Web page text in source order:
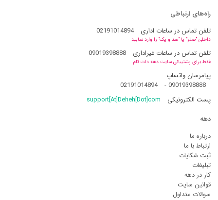
راه‌های ارتباطی
تلفن تماس در ساعات اداری
02191014894
داخلی "صفر" یا "صد و یک" را وارد نمایید
تلفن تماس در ساعات غیراداری 09019398888
فقط برای پشتیبانی سایت دهه دات کام
پیامرسان واتساپ
09019398888
-
02191014894
پست الکترونیکی
support[At]Deheh[Dot]com
دهه
درباره ما
ارتباط با ما
ثبت شکایات
تبلیغات
کار در دهه
قوانین سایت
سوالات متداول